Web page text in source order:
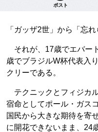
ポスト
「ガッザ2世」から「忘れ
それが、17歳でエバー
歳でブラジルW杯代表入
クリーである。
テクニックとフィジカ
宿命としてポール・ガス
国民から大きな期待を寄
に開花できないまま、24